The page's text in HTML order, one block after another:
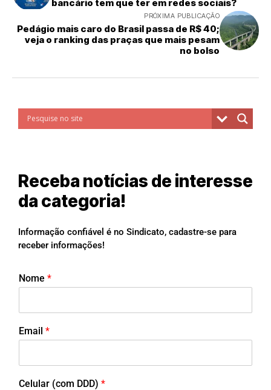
bancário tem que ter em redes sociais?
PRÓXIMA PUBLICAÇÃO
Pedágio mais caro do Brasil passa de R$ 40;
veja o ranking das praças que mais pesam
no bolso
Receba notícias de interesse
da categoria!
Informação confiável é no Sindicato, cadastre-se para
receber informações!
Nome *
Email *
Celular (com DDD) *